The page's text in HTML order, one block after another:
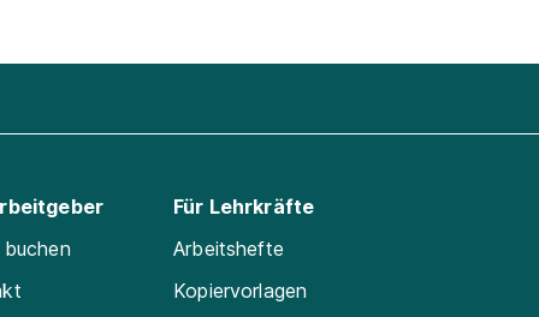
Für Lehrkräfte
Arbeitshefte
Kopiervorlagen